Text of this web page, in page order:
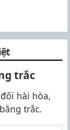
trắc
hài hòa,
trắc.